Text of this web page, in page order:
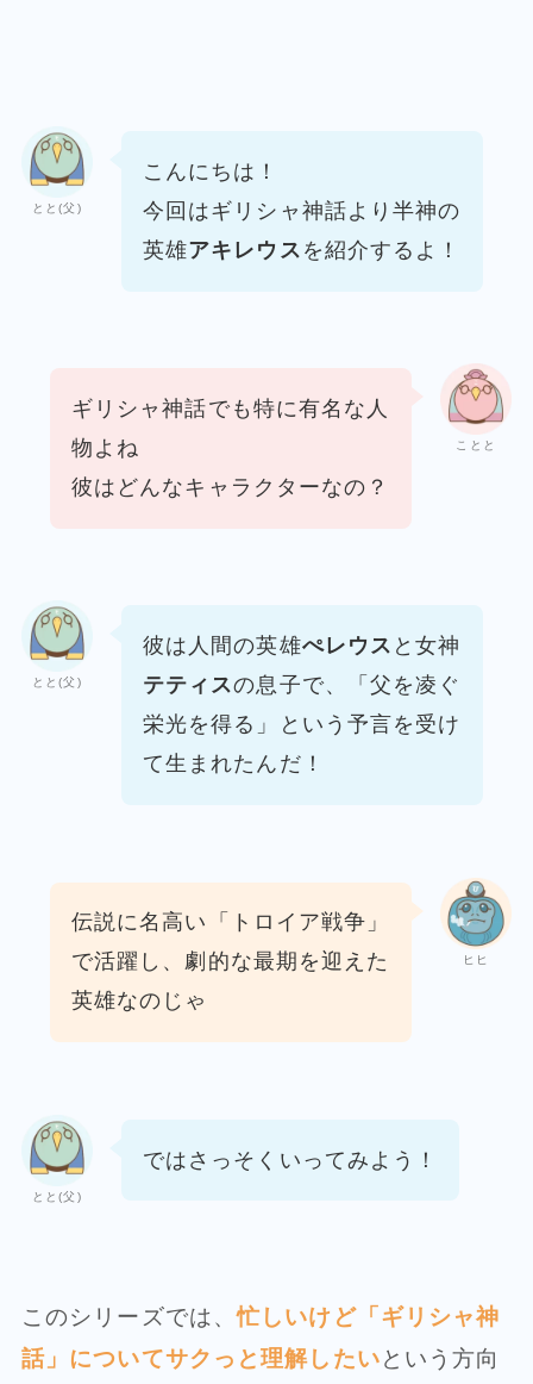
とと(父)
こんにちは！
今回はギリシャ神話より半神の
英雄アキレウス を紹介するよ！
ことと
ギリシャ神話でも特に有名な人
物よね
彼はどんなキャラクターなの？
とと(父)
彼は人間の英雄ぺレウス と女神
テティスの息子で、
「父を凌ぐ
栄光を得る」という予言を受け
て生まれたんだ！
ヒヒ
伝説に名高い「トロイア戦争」
で活躍し、 劇的な最期を迎えた
英雄なのじゃ
とと(父)
ではさっそくいってみよう！
このシリーズでは、忙しいけど「ギリシャ神
話」についてサクっと理解したいという方向